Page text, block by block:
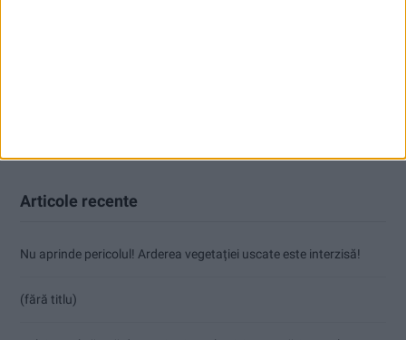
Articole recente
Nu aprinde pericolul! Arderea vegetației uscate este interzisă!
(fără titlu)